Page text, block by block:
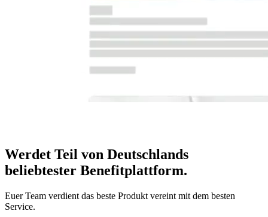
Werdet Teil von Deutschlands
beliebtester Benefitplattform.
Euer Team verdient das beste Produkt vereint mit dem besten
Service.